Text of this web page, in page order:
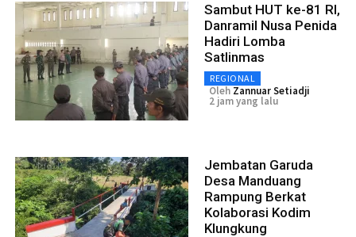
Sambut HUT ke-81 RI,
Danramil Nusa Penida
Hadiri Lomba
Satlinmas
REGIONAL
Oleh Zannuar Setiadji
2 jam yang lalu
Jembatan Garuda
Desa Manduang
Rampung Berkat
Kolaborasi Kodim
Klungkung